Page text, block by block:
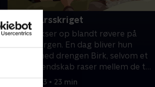
26. Forårsskriget
Ronja vokser op blandt røvere på
Mattisborgen. En dag bliver hun
venner med drengen Birk, selvom et
bittert fjendskab raser mellem de to
1. maj 2023 • 23 min